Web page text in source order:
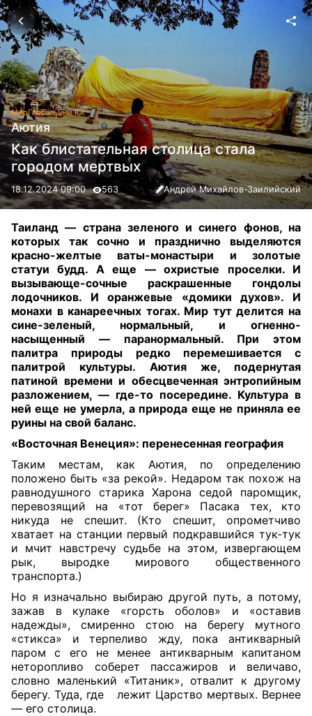
МирГлобальный Юг
Аютия
Как блистательная столица стала
городом мертвых
18.12.2024 09:00 563 Андрей Михайлов-Заилийский
Таиланд — страна зеленого и синего фонов, на
которых так сочно и празднично выделяются
красно-желтые ваты-монастыри и золотые
статуи будд. А еще — охристые проселки. И
вызывающе-сочные раскрашенные гондолы
лодочников. И оранжевые «домики духов». И
монахи в канареечных тогах. Мир тут делится на
сине-зеленый, нормальный, и огненно-
насыщенный — паранормальный. При этом
палитра природы редко перемешивается с
палитрой культуры. Аютия же, подернутая
патиной времени и обесцвеченная энтропийным
разложением, — где-то посередине. Культура в
ней еще не умерла, а природа еще не приняла ее
руины на свой баланс.
«Восточная Венеция»: перенесенная география
Таким местам, как Аютия, по определению
положено быть «за рекой». Недаром так похож на
равнодушного старика Харона седой паромщик,
перевозящий на «тот берег» Пасака тех, кто
никуда не спешит. (Кто спешит, опрометчиво
хватает на станции первый подкравшийся тук-тук
и мчит навстречу судьбе на этом, извергающем
рык, выродке мирового общественного
транспорта.)
Но я изначально выбираю другой путь, а потому,
зажав в кулаке «горсть оболов» и «оставив
надежды», смиренно стою на берегу мутного
«стикса» и терпеливо жду, пока антикварный
паром с его не менее антикварным капитаном
неторопливо соберет пассажиров и величаво,
словно маленький «Титаник», отвалит к другому
берегу. Туда, где
лежит Царство мертвых. Вернее
— его столица.